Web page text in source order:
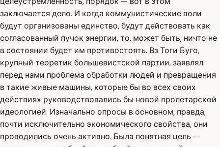
заключается дело. И когда коммунистические воли
будут организованы единство, будут действовать как
согласованный пучок энергии, то, может быть, ничто не
в состоянии будет им противостоять. Вз Тоги Буго,
крупный теоретик большевистской партии, заявлял:
перед нами проблема обработки людей и превращения
в такие живые машины, которые бы во всех своих
действиях руководствовались бы новой пролетарской
идеологией. Изначально опросы в основном, правда,
почти исключительно экономического свойства, они
проводились очень активно. Была понятная цель —